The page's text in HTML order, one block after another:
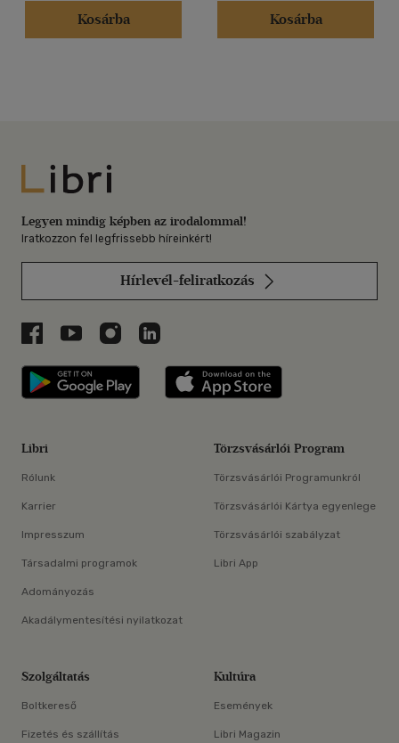
Kosárba
Kosárba
Libri
Legyen mindig képben az irodalommal!
Iratkozzon fel legfrissebb híreinkért!
Hírlevél-feliratkozás
Libri a Facebookon
Libri a Youtube-on
Libri az Instagramon
Libri a LinkedInen
Libri applikáció Szerezd meg: Google
Libri
Rólunk
Karrier
Impresszum
Társadalmi programok
Adományozás
Akadálymentesítési nyilatkozat
Törzsvásárlói Program
Törzsvásárlói Programunkról
Törzsvásárlói Kártya egyenlege
Törzsvásárlói szabályzat
Libri App
Szolgáltatás
Boltkereső
Fizetés és szállítás
Kultúra
Események
Libri Magazin